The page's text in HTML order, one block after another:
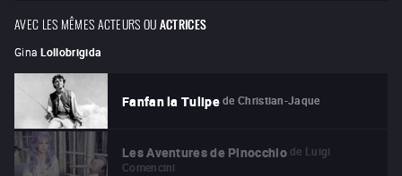
AVEC LES MÊMES ACTEURS OUACTRICES
Gina Lollobrigida
Fanfan la Tulipe de Christian-Jaque
Les Aventures de Pinocchio de Luigi
Comencini